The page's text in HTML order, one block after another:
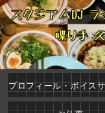
プロフィール・ボイス